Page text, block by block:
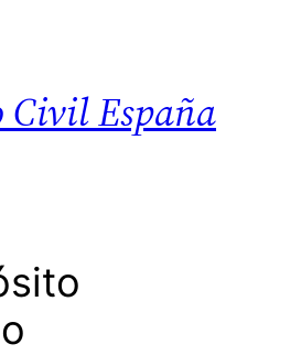
Civil España